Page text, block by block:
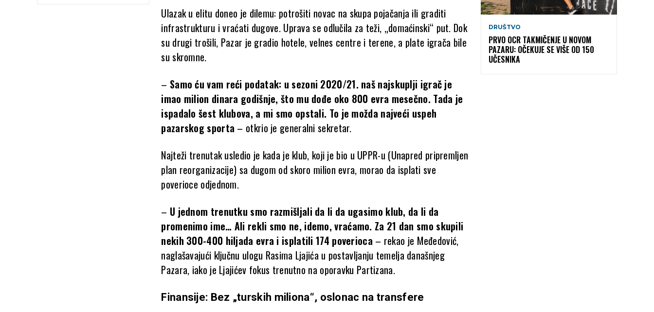
Ulazak u elitu doneo je dilemu: potrošiti novac na skupa pojačanja ili graditi
infrastrukturu i vraćati dugove. Uprava se odlučila za teži, „domaćinski“ put. Dok
su drugi trošili, Pazar je gradio hotele, velnes centre i terene, a plate igrača bile
su skromne.
– Samo ću vam reći podatak: u sezoni 2020/21. naš najskuplji igrač je
imao milion dinara godišnje, što mu dođe oko 800 evra mesečno. Tada je
ispadalo šest klubova, a mi smo opstali. To je možda najveći uspeh
pazarskog sporta – otkrio je generalni sekretar.
Najteži trenutak usledio je kada je klub, koji je bio u UPPR-u (Unapred pripremljen
plan reorganizacije) sa dugom od skoro milion evra, morao da isplati sve
poverioce odjednom.
– U jednom trenutku smo razmišljali da li da ugasimo klub, da li da
promenimo ime… Ali rekli smo ne, idemo, vraćamo. Za 21 dan smo skupili
nekih 300-400 hiljada evra i isplatili 174 poverioca – rekao je Međedović,
naglašavajući ključnu ulogu Rasima Ljajića u postavljanju temelja današnjeg
Pazara, iako je Ljajićev fokus trenutno na oporavku Partizana.
Finansije: Bez „turskih miliona“, oslonac na transfere
DRUŠTVO
PRVO OCR TAKMIČENJE U NOVOM
PAZARU: OČEKUJE SE VIŠE OD 150
UČESNIKA